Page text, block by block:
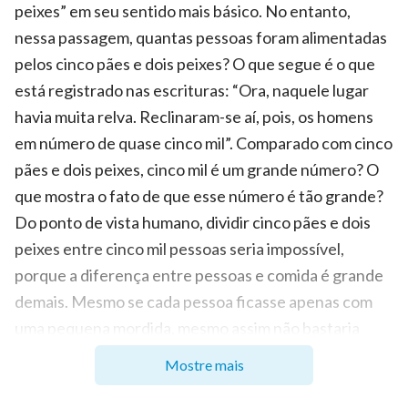
peixes” em seu sentido mais básico. No entanto,
nessa passagem, quantas pessoas foram alimentadas
pelos cinco pães e dois peixes? O que segue é o que
está registrado nas escrituras: “Ora, naquele lugar
havia muita relva. Reclinaram-se aí, pois, os homens
em número de quase cinco mil”. Comparado com cinco
pães e dois peixes, cinco mil é um grande número? O
que mostra o fato de que esse número é tão grande?
Do ponto de vista humano, dividir cinco pães e dois
peixes entre cinco mil pessoas seria impossível,
porque a diferença entre pessoas e comida é grande
demais. Mesmo se cada pessoa ficasse apenas com
uma pequena mordida, mesmo assim não bastaria
para cinco mil pessoas. Mas aqui, o Senhor Jesus
operou um milagre — Ele não só garantiu que cinco mil
Mostre mais